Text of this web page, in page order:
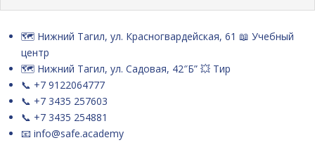
Цены
📞📧
🗺️ Нижний Тагил, ул. Красногвардейская, 61 📖 Учебный
центр
🗺️ Нижний Тагил, ул. Садовая, 42″Б” 💥 Тир
📞 +7 9122064777
📞 +7 3435 257603
📞 +7 3435 254881
📧 info@safe.academy